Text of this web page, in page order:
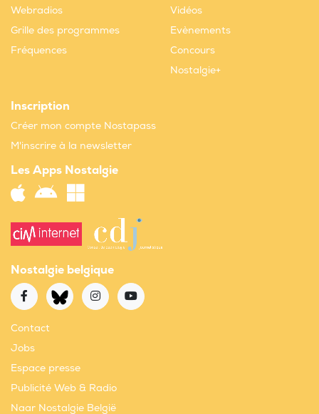
Webradios
Grille des programmes
Fréquences
Vidéos
Evènements
Concours
Nostalgie+
Inscription
Créer mon compte Nostapass
M'inscrire à la newsletter
Les Apps Nostalgie
Nostalgie belgique
Contact
Jobs
Espace presse
Publicité Web & Radio
Naar Nostalgie België